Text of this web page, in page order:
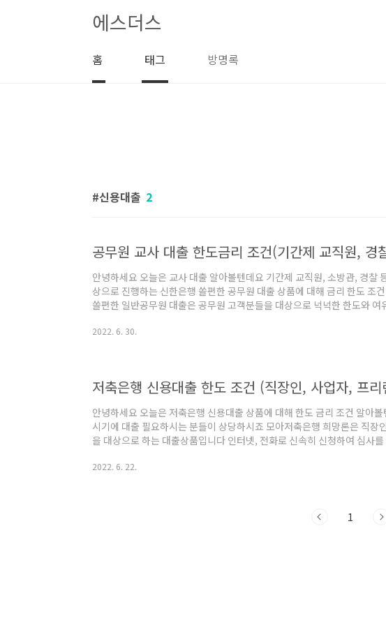
에스더스
홈 태그 방명록
신용대출 2
공무원 교사 대출 한도금리 조건(기간제 교직원, 경
안녕하세요 오늘은 교사 대출 알아볼텐데요 기간제 교직원, 소방관, 경찰
상으로 진행하는 신한은행 쏠편한 공무원 대출 상품에 대해 금리 한도 조
쏠편한 일반공무원 대출은 공무원 고객분들을 대상으로 넉넉한 한도와 여
거주 고객 공무원 및 국 공립 교사 분들 기타 당행 심사 기준 만족 하는 고객
2022. 6. 30.
저축은행 신용대출 한도 조건 (직장인, 사업자, 프리
안녕하세요 오늘은 저축은행 신용대출 상품에 대해 한도 금리 조건 알아
시기에 대출 필요하시는 분들이 상당하시죠 모아저축은행 희망론은 직장
을 대상으로 하는 대출상품입니다 인터넷, 전화로 신속히 신청하여 심사
점 600점이상의 고객 개인회생, 파산, 연체등 금융정보 등록이 되지 아니한
2022. 6. 22.
1